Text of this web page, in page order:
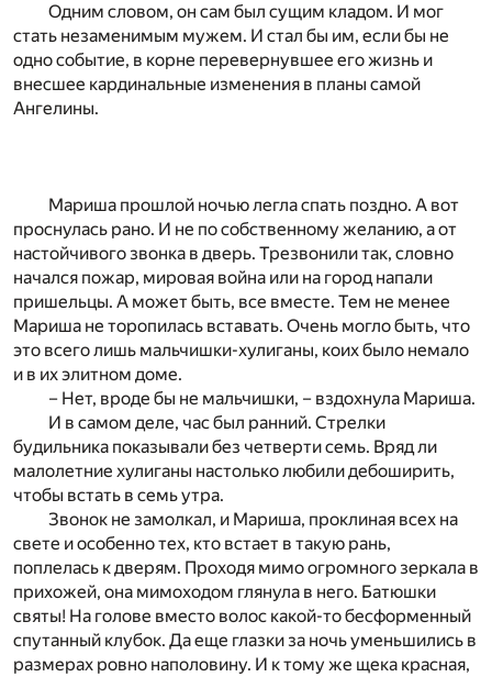
Одним словом, он сам был сущим кладом. И мог
стать незаменимым мужем. И стал бы им, если бы не
одно событие, в корне перевернувшее его жизнь и
внесшее кардинальные изменения в планы самой
Ангелины.
Мариша прошлой ночью легла спать поздно. А вот
проснулась рано. И не по собственному желанию, а от
настойчивого звонка в дверь. Трезвонили так, словно
начался пожар, мировая война или на город напали
пришельцы. А может быть, все вместе. Тем не менее
Мариша не торопилась вставать. Очень могло быть, что
это всего лишь мальчишки-хулиганы, коих было немало
и в их элитном доме.
– Нет, вроде бы не мальчишки, – вздохнула Мариша.
И в самом деле, час был ранний. Стрелки
будильника показывали без четверти семь. Вряд ли
малолетние хулиганы настолько любили дебоширить,
чтобы встать в семь утра.
Звонок не замолкал, и Мариша, проклиная всех на
свете и особенно тех, кто встает в такую рань,
поплелась к дверям. Проходя мимо огромного зеркала в
прихожей, она мимоходом глянула в него. Батюшки
святы! На голове вместо волос какой-то бесформенный
спутанный клубок. Да еще глазки за ночь уменьшились в
размерах ровно наполовину. И к тому же щека красная,